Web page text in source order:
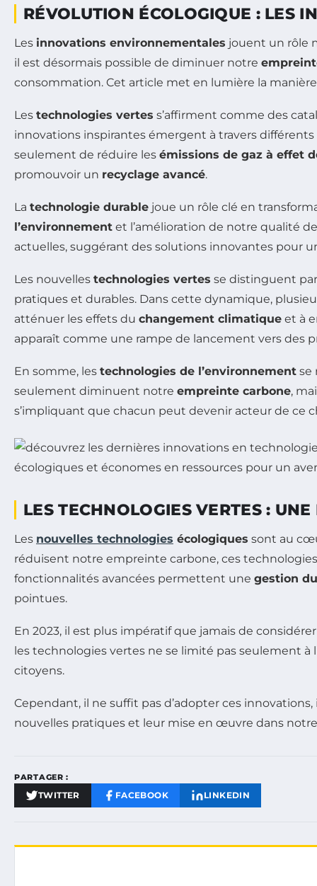
RÉVOLUTION ÉCOLOGIQUE : LES
Les innovations environnementales jouent un rôle
il est désormais possible de diminuer notre
consommation. Cet article met en lumière la
Les technologies vertes s’affirment comme des
innovations inspirantes émergent à travers
seulement de réduire les émissions de gaz à effet
promouvoir un recyclage avancé.
La technologie durable joue un rôle clé en
l’environnement et l’amélioration de notre qualité
actuelles, suggérant des solutions innovantes pour
Les nouvelles technologies vertes se distinguent
pratiques et durables. Dans cette dynamique,
atténuer les effets du changement climatique et à
apparaît comme une rampe de lancement vers des
En somme, les technologies de l’environnement se
seulement diminuent notre empreinte carbone,
s’impliquant que chacun peut devenir acteur de ce
LES TECHNOLOGIES VERTES :
Les nouvelles technologies écologiques sont au
réduisent notre empreinte carbone, ces
fonctionnalités avancées permettent une gestion
pointues.
En 2023, il est plus impératif que jamais de
les technologies vertes ne se limité pas seulement
citoyens.
Cependant, il ne suffit pas d’adopter ces
nouvelles pratiques et leur mise en œuvre dans
PARTAGER :
TWITTER FACEBOOK LINKEDIN